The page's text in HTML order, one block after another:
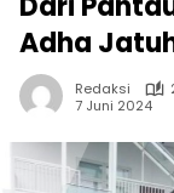
Adha
Redaksi
7 Juni 2024